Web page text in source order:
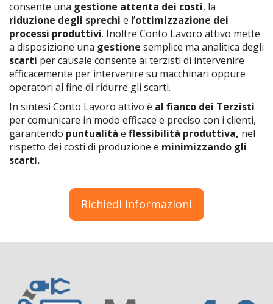
consente una gestione attenta dei costi, la
riduzione degli sprechi e l’ottimizzazione dei
processi produttivi. Inoltre Conto Lavoro attivo mette
a disposizione una gestione semplice ma analitica degli
scarti per causale consente ai terzisti di intervenire
efficacemente per intervenire su macchinari oppure
operatori al fine di ridurre gli scarti.
In sintesi Conto Lavoro attivo è al fianco dei Terzisti
per comunicare in modo efficace e preciso con i clienti,
garantendo puntualità e flessibilità produttiva, nel
rispetto dei costi di produzione e minimizzando gli
scarti.
Richiedi informazioni